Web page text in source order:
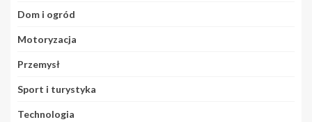
Dom i ogród
Motoryzacja
Przemysł
Sport i turystyka
Technologia